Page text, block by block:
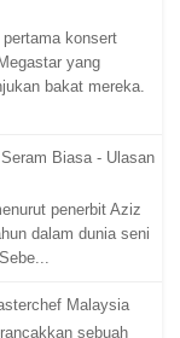
konsert
yang
bakat mereka.
Biasa - Ulasan
penerbit Aziz
dalam dunia seni
Malaysia
sebuah